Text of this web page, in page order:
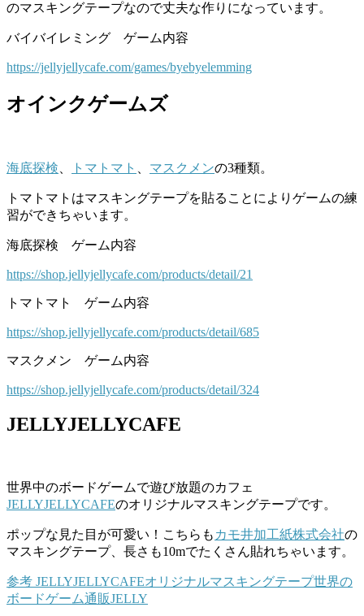
のマスキングテープなので丈夫な作りになっています。
バイバイレミング ゲーム内容
https://jellyjellycafe.com/games/byebyelemming
オインクゲームズ
海底探検、 トマトマト 、 マスクメンの3種類。
トマトマトはマスキングテープを貼ることによりゲームの練
習ができちゃいます。
海底探検 ゲーム内容
https://shop.jellyjellycafe.com/products/detail/21
トマトマト ゲーム内容
https://shop.jellyjellycafe.com/products/detail/685
マスクメン ゲーム内容
https://shop.jellyjellycafe.com/products/detail/324
JELLYJELLYCAFE
世界中のボードゲームで遊び放題のカフェ
JELLYJELLYCAFEのオリジナルマスキングテープです。
ポップな見た目が可愛い！こちらも カモ井加工紙株式会社の
マスキングテープ、長さも10mでたくさん貼れちゃいます。
参考 JELLYJELLYCAFEオリジナルマスキングテープ世界の
ボードゲーム通販JELLY